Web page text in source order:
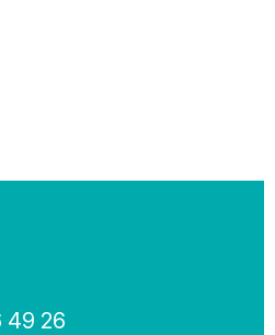
49 26